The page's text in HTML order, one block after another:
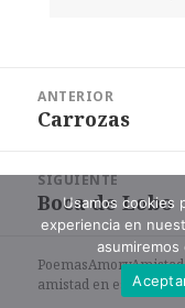
entradas
ANTERIOR
Entrada
Carrozas
SIGUIENTE
Entrada
siguiente:
Boca de Lobo
amistad en español
Usamos cookies
experiencia en